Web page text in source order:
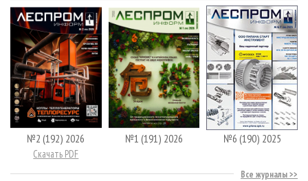
№2 (192) 2026
Скачать PDF
№1 (191) 2026 №6 (190) 2025
Все журналы